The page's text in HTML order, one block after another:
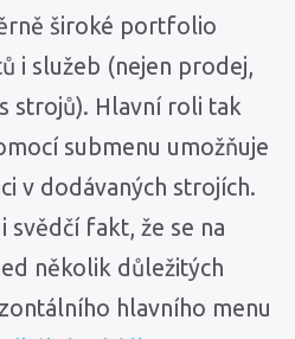
široké portfolio
i služeb (nejen prodej,
strojů). Hlavní roli tak
submenu umožňuje
v dodávaných strojích.
svědčí fakt, že se na
několik důležitých
hlavního menu